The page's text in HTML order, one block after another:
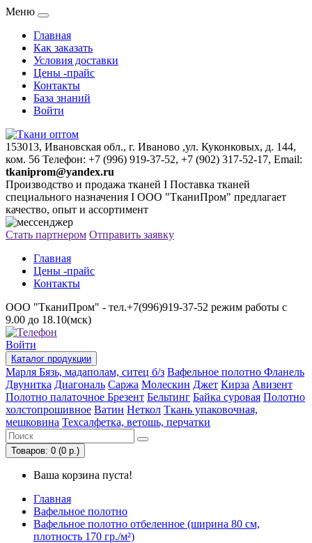
Меню
Главная
Как заказать
Условия доставки
Цены -прайс
Контакты
База знаний
Войти
153013, Ивановская обл., г. Иваново ,ул. Куконковых, д. 144,
ком. 56 Телефон: +7 (996) 919-37-52, +7 (902) 317-52-17, Email:
tkaniprom@yandex.ru
Производство и продажа тканей I Поставка тканей
специального назначения I ООО "ТканиПром" предлагает
качество, опыт и ассортимент
Стать партнером Отправить заявку
Главная
Цены -прайс
Контакты
ООО "ТканиПром" - тел.+7(996)919-37-52 режим работы с
9.00 до 18.10(мск)
Войти
Каталог продукции
Марля Бязь, мадаполам, ситец б/з Вафельное полотно Фланель
Двунитка Диагональ Саржа Молескин Джет Кирза Авизент
Полотно палаточное Брезент Бельтинг Байка суровая Полотно
холстопрошивное Ватин Неткол Ткань упаковочная,
мешковина Техсалфетка, ветошь, перчатки
Товаров: 0 (0 р.)
Ваша корзина пуста!
Главная
Вафельное полотно
Вафельное полотно отбеленное (ширина 80 см,
плотность 170 гр./м²)